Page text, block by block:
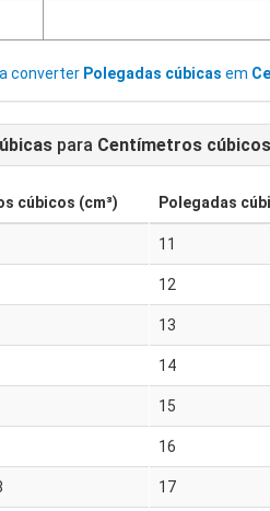
converter Polegadas cúbicas em
para Centímetros cúbicos
cúbicos (cm³) Polegadas
11
12
13
14
15
16
17